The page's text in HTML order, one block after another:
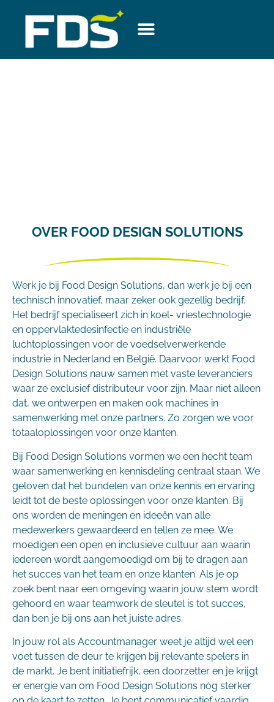
OVER FOOD DESIGN SOLUTIONS
Werk je bij Food Design Solutions, dan werk je bij een
technisch innovatief, maar zeker ook gezellig bedrijf.
Het bedrijf specialiseert zich in koel- vriestechnologie
en oppervlaktedesinfectie en industriële
luchtoplossingen voor de voedselverwerkende
industrie in Nederland en België. Daarvoor werkt Food
Design Solutions nauw samen met vaste leveranciers
waar ze exclusief distributeur voor zijn. Maar niet alleen
dat, we ontwerpen en maken ook machines in
samenwerking met onze partners. Zo zorgen we voor
totaaloplossingen voor onze klanten.
Bij Food Design Solutions vormen we een hecht team
waar samenwerking en kennisdeling centraal staan. We
geloven dat het bundelen van onze kennis en ervaring
leidt tot de beste oplossingen voor onze klanten. Bij
ons worden de meningen en ideeën van alle
medewerkers gewaardeerd en tellen ze mee. We
moedigen een open en inclusieve cultuur aan waarin
iedereen wordt aangemoedigd om bij te dragen aan
het succes van het team en onze klanten. Als je op
zoek bent naar een omgeving waarin jouw stem wordt
gehoord en waar teamwork de sleutel is tot succes,
dan ben je bij ons aan het juiste adres.
In jouw rol als Accountmanager weet je altijd wel een
voet tussen de deur te krijgen bij relevante spelers in
de markt. Je bent initiatiefrijk, een doorzetter en je krijgt
er energie van om Food Design Solutions nóg sterker